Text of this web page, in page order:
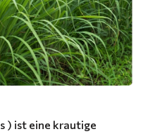
) ist eine krautige